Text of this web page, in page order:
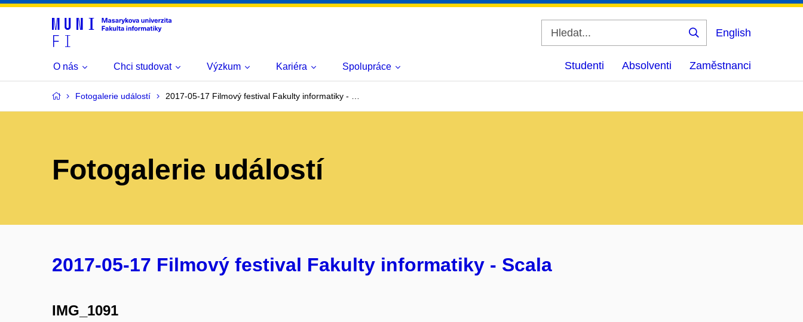
Vyhledat
English
O nás Chci studovat Výzkum Kariéra Spolupráce Studenti Absolventi Zaměstnanci
Fotogalerie událostí 2017-05-17 Filmový festival Fakulty informatiky - …
Fotogalerie událostí
2017-05-17 Filmový festival Fakulty informatiky - Scala
IMG_1091